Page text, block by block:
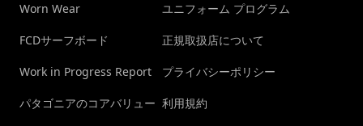
Worn Wear
FCDサーフボード
Work in Progress Report
パタゴニアのコアバリュー
ユニフォーム プログラム
正規取扱店について
プライバシーポリシー
利用規約